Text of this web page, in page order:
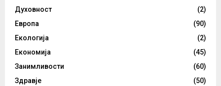
Духовност
(2)
Европа
(90)
Екологија
(2)
Економија
(45)
Занимливости
(60)
Здравје
(50)